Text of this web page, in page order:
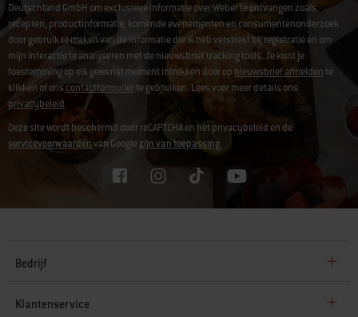
Deutschland GmbH om exclusieve informatie over Weber te ontvangen zoals
recepten, productinformatie, komende evenementen en consumentenonderzoek
door gebruik te maken van de informatie die ik heb verstrekt bij registratie en om
mijn interactie te analyseren met de nieuwsbrief tracking tools. Je kunt je
toestemming op elk gewenst moment intrekken door op nieuwsbrief afmeldente
klikken of ons contactformulierte gebruiken. Lees voor meer details ons
privacybeleid.
Deze site wordt beschermd door reCAPTCHA en het privacybeleid en de
servicevoorwaardenvan Googlezijn van toepassing.
Bedrijf
Klantenservice